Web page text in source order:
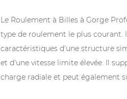
Le Roulement à Billes à Gorge
type de roulement le plus courant.
caractéristiques d'une structure
et d'une vitesse limite élevée. Il
charge radiale et peut également